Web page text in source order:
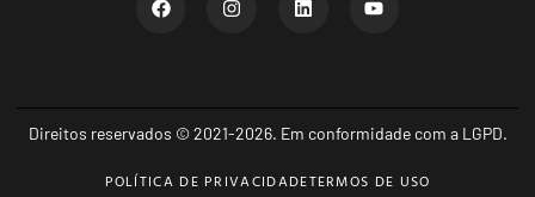
Direitos reservados © 2021-2026. Em conformidade com a LGPD.
POLÍTICA DE PRIVACIDADETERMOS DE USO